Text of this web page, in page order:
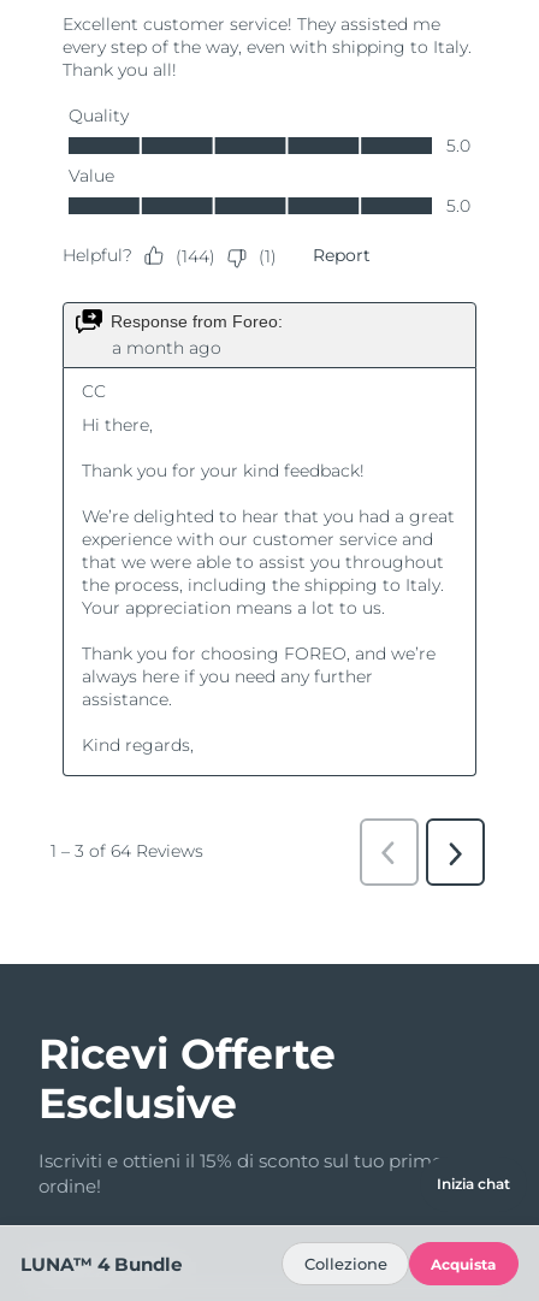
Ricevi Offerte
Esclusive
Iscriviti e ottieni il 15% di sconto sul tuo primo
ordine!
Indirizzo email
Inizia chat
LUNA™ 4 Bundle Collezione Acquista